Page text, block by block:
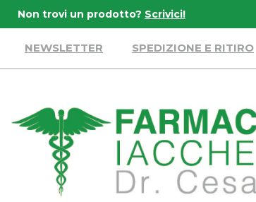
principale
Non trovi un prodotto? Scrivici!
NEWSLETTER SPEDIZIONE E RITIRO
Farmacia
Iaccheri